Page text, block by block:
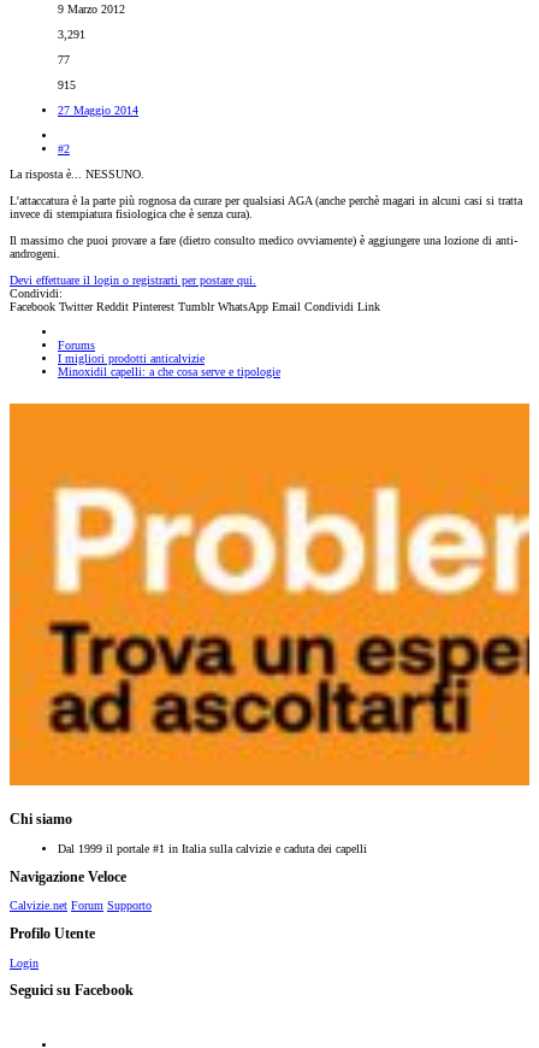
9 Marzo 2012
3,291
77
915
27 Maggio 2014
#2
La risposta è... NESSUNO.
L'attaccatura è la parte più rognosa da curare per qualsiasi AGA (anche perchè magari in alcuni casi si tratta
invece di stempiatura fisiologica che è senza cura).
Il massimo che puoi provare a fare (dietro consulto medico ovviamente) è aggiungere una lozione di anti-
androgeni.
Devi effettuare il login o registrarti per postare qui.
Condividi:
Facebook Twitter Reddit Pinterest Tumblr WhatsApp Email Condividi Link
Forums
I migliori prodotti anticalvizie
Minoxidil capelli: a che cosa serve e tipologie
Chi siamo
Dal 1999 il portale #1 in Italia sulla calvizie e caduta dei capelli
Navigazione Veloce
Calvizie.net Forum Supporto
Profilo Utente
Login
Seguici su Facebook